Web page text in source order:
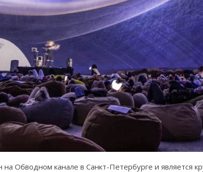
Обводном канале в Санкт-Петербурге и является